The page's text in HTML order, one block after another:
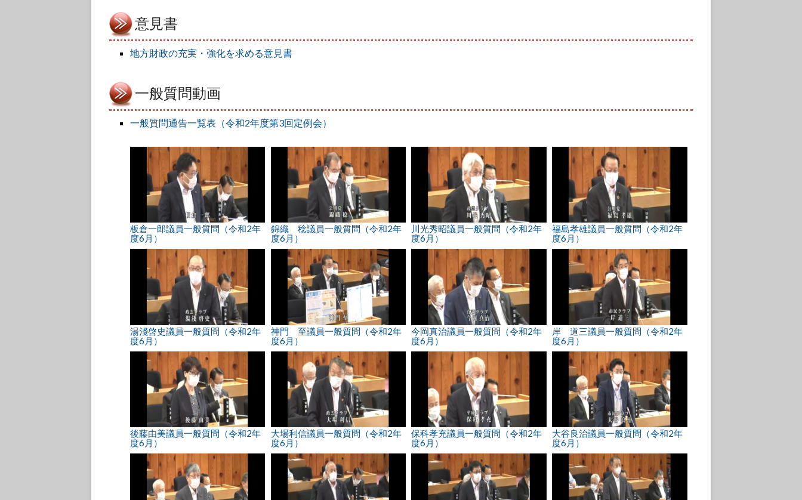
意見書
地方財政の充実・強化を求める意見書
一般質問動画
一般質問通告一覧表（令和2年度第3回定例会）
板倉一郎議員一般質問（令和2年
度6月）
錦織 稔議員一般質問（令和2年
度6月）
川光秀昭議員一般質問（令和2年
度6月）
福島孝雄議員一般質問（令和2年
度6月）
湯淺啓史議員一般質問（令和2年
度6月）
神門 至議員一般質問（令和2年
度6月）
今岡真治議員一般質問（令和2年
度6月）
岸 道三議員一般質問（令和2年
度6月）
後藤由美議員一般質問（令和2年
度6月）
大場利信議員一般質問（令和2年
度6月）
保科孝充議員一般質問（令和2年
度6月）
大谷良治議員一般質問（令和2年
度6月）